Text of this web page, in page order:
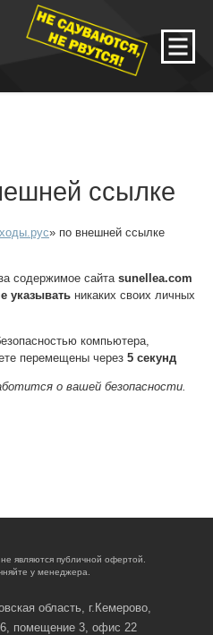
ссылке
» по внешней ссылке
содержимое сайта sunellea.com
указывать никаких своих личных
компьютера,
перемещены через 5 секунд
о вашей безопасности.
являются публичной офертой.
у менеджера.
область, г.Кемерово,
помещение 3, офис 22